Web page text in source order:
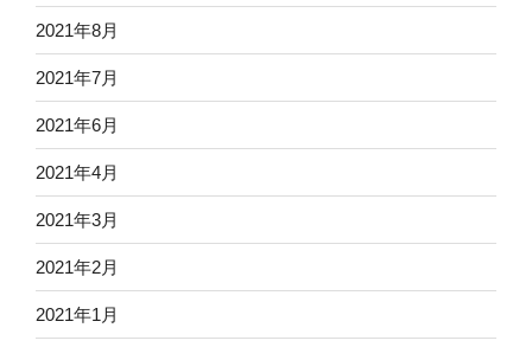
2021年8月
2021年7月
2021年6月
2021年4月
2021年3月
2021年2月
2021年1月